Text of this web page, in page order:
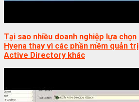
Tại sao nhiều doanh nghiệp lựa chọn
Hyena thay vì các phần mềm quản trị
Active Directory khác